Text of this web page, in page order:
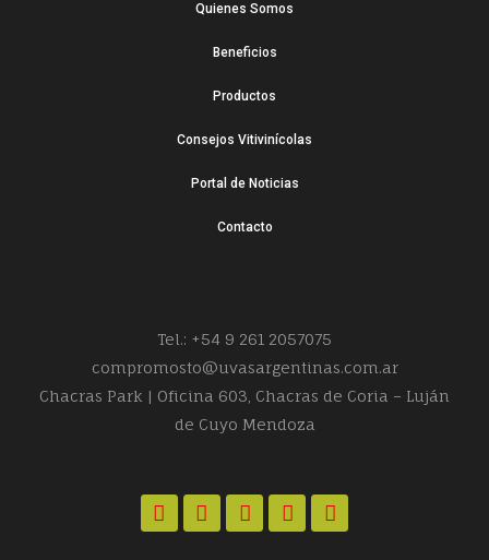
Quienes Somos
Beneficios
Productos
Consejos Vitivinícolas
Portal de Noticias
Contacto
Tel.: +54 9 261 2057075
compromosto@uvasargentinas.com.ar
Chacras Park | Oficina 603, Chacras de Coria – Luján
de Cuyo Mendoza